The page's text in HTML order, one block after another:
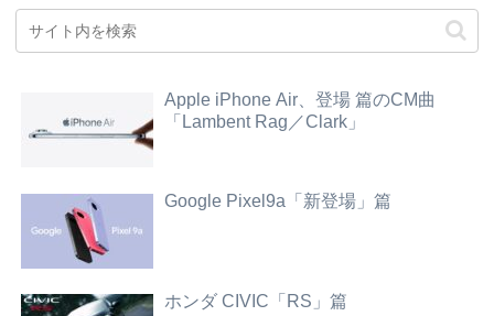
Apple iPhone Air、登場 篇のCM曲
「Lambent Rag／Clark」
Google Pixel9a「新登場」篇
ホンダ CIVIC「RS」篇